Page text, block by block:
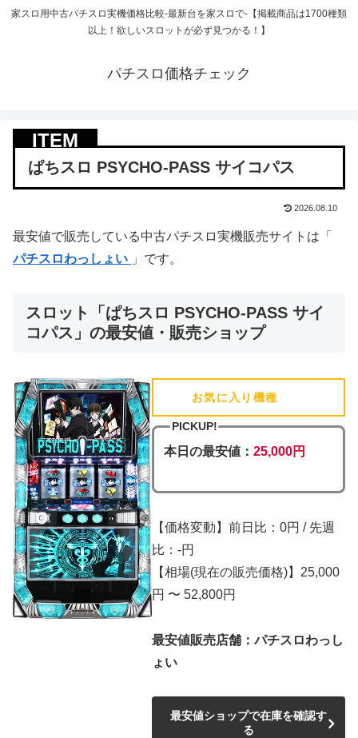
家スロ用中古パチスロ実機価格比較-最新台を家スロで-【掲載商品は1700種類
以上！欲しいスロットが必ず見つかる！】
パチスロ価格チェック
ぱちスロ PSYCHO-PASS サイコパス
2026.08.10
最安値で販売している中古パチスロ実機販売サイトは「
パチスロわっしょい 」です。
スロット「ぱちスロ PSYCHO-PASS サイ
コパス」の最安値・販売ショップ
お気に入り機種
PICKUP!
本日の最安値：25,000円
【価格変動】前日比：0円 / 先週
比：-円
【相場(現在の販売価格)】25,000
円 〜 52,800円
最安値販売店舗：パチスロわっし
ょい
最安値ショップで在庫を確認す
る